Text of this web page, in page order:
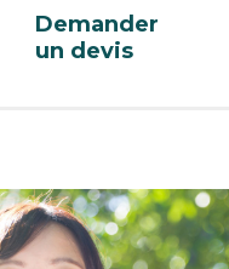
Demander
un devis